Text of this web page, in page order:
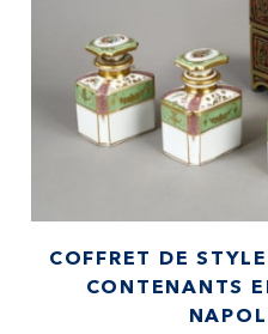
COFFRET DE
CONTENANTS